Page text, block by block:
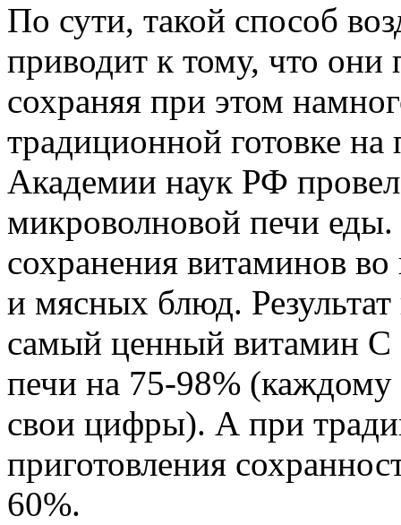
По сути, такой способ
приводит к тому, что они
сохраняя при этом
традиционной готовке
Академии наук РФ провел
микроволновой печи
сохранения витаминов
и мясных блюд.
самый ценный витамин С
печи на 75-98% (каждому
свои цифры). А при
приготовления
60%.